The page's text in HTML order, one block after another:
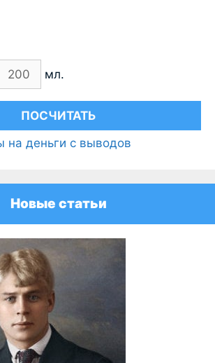
мл.
на деньги с выводов
Новые статьи